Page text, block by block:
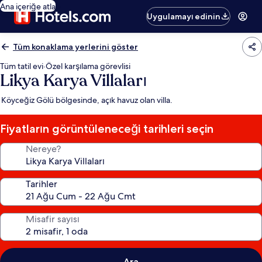
Ana içeriğe atla
Uygulamayı edinin
Tüm konaklama yerlerini göster
Tüm tatil evi·Özel karşılama görevlisi
Likya Karya Villaları
Köyceğiz Gölü bölgesinde, açık havuz olan villa.
Fiyatların görüntüleneceği tarihleri seçin
Nereye?
Tarihler
Misafir sayısı